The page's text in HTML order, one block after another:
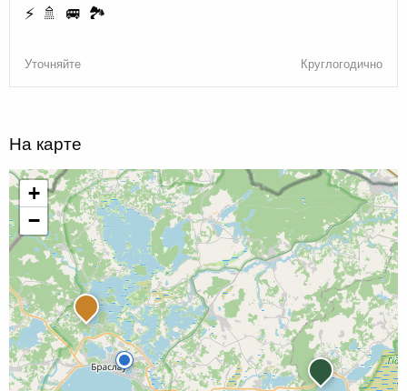
⚡ 🚿 🚐 🏞️
Уточняйте Круглогодично
На карте
+
−